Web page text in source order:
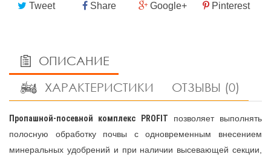
Tweet Share Google+ Pinterest
ОПИСАНИЕ
ХАРАКТЕРИСТИКИ
ОТЗЫВЫ (0)
Пропашной-посевной комплекс PROFIT позволяет выполнять
полосную обработку почвы с одновременным внесением
минеральных удобрений и при наличии высевающей секции,